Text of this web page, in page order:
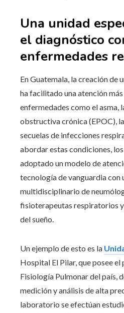
Una unidad
el diagnóstico
enfermedades
En Guatemala, la creación de
ha facilitado una atención
enfermedades como el asma,
obstructiva crónica (EPOC),
secuelas de infecciones
abordar estas condiciones,
adoptado un modelo de
tecnología de vanguardia con
multidisciplinario de
fisioterapeutas respiratorios
del sueño.
Un ejemplo de esto es la
Hospital El Pilar, que posee
Fisiología Pulmonar del país,
medición y análisis de alta
laboratorio se efectúan